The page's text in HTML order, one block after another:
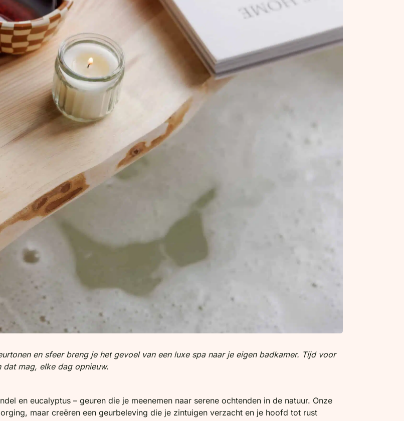
en sfeer breng je het gevoel van een luxe spa naar je eigen badkamer. Tijd voor
mag, elke dag opnieuw.
en eucalyptus – geuren die je meenemen naar serene ochtenden in de natuur. Onze
maar creëren een geurbeleving die je zintuigen verzacht en je hoofd tot rust